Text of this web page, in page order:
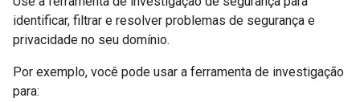
identificar, filtrar e resolver problemas de segurança e
privacidade no seu domínio.
Por exemplo, você pode usar a ferramenta de investigação
para: